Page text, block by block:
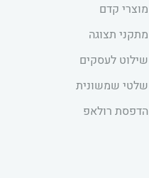
מוצרי קדם
מתקני תצוגה
שילוט לעסקים
שלטי שמשונית
הדפסת רולאפ